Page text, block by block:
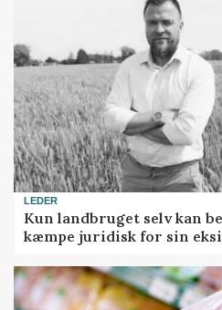
LEDER
Kun landbruget selv kan
kæmpe juridisk for sin